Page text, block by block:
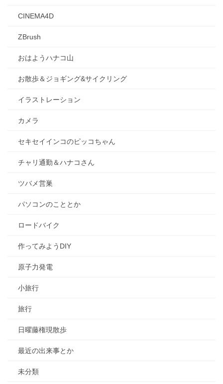
CINEMA4D
ZBrush
おはようハナコ山
お散歩＆ジョギング&サイクリング
イラストレーション
カメラ
セキセイインコのピッコちゃん
チャリ通勤＆ハナコさん
ツバメ営巣
パソコンのこととか
ロードバイク
作ってみようDIY
原子力発電
小旅行
旅行
日曜藤権現散歩
最近の出来事とか
未分類